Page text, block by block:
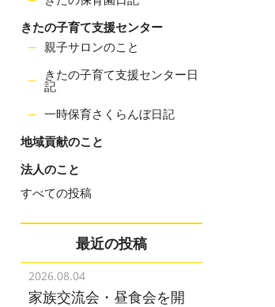
きたの子育て支援センター
親子サロンのこと
きたの子育て支援センター日
記
一時保育さくらんぼ日記
地域貢献のこと
法人のこと
すべての投稿
最近の投稿
2026.08.04
家族交流会・昼食会を開